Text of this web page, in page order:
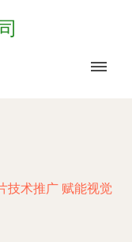
技术推广 赋能视觉